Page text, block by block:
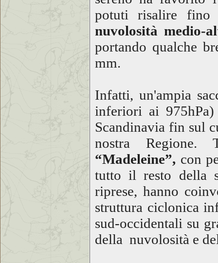
potuti risalire fino
nuvolosità medio-
portando qualche
mm.
Infatti, un'ampia
inferiori ai
Scandinavia fin sul
nostra
“Madeleine”, con
tutto il resto della
riprese, hanno
struttura ciclonica
sud-occidentali su
della nuvolosità e